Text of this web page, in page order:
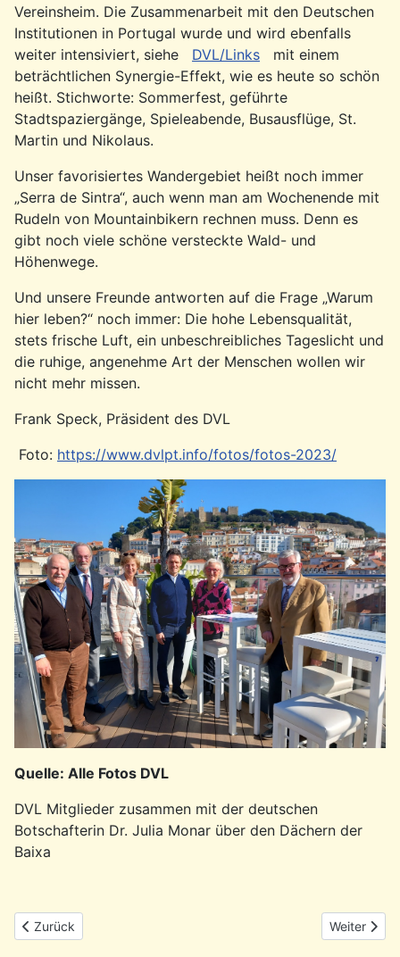
Vereinsheim. Die Zusammenarbeit mit den Deutschen
Institutionen in Portugal wurde und wird ebenfalls
weiter intensiviert, siehe DVL/Links mit einem
beträchtlichen Synergie-Effekt, wie es heute so schön
heißt. Stichworte: Sommerfest, geführte
Stadtspaziergänge, Spieleabende, Busausflüge, St.
Martin und Nikolaus.
Unser favorisiertes Wandergebiet heißt noch immer
„Serra de Sintra“, auch wenn man am Wochenende mit
Rudeln von Mountainbikern rechnen muss. Denn es
gibt noch viele schöne versteckte Wald- und
Höhenwege.
Und unsere Freunde antworten auf die Frage „Warum
hier leben?“ noch immer: Die hohe Lebensqualität,
stets frische Luft, ein unbeschreibliches Tageslicht und
die ruhige, angenehme Art der Menschen wollen wir
nicht mehr missen.
Frank Speck, Präsident des DVL
Foto: https://www.dvlpt.info/fotos/fotos-2023/
Quelle: Alle Fotos DVL
DVL Mitglieder zusammen mit der deutschen
Botschafterin Dr. Julia Monar über den Dächern der
Baixa
Vorheriger Beitrag: Der portugiesische Fotograf Artur Pastor
Zurück Nächster
Weiter